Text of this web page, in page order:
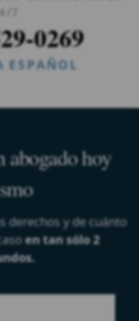
7
0269
ESPAÑOL
abogado hoy
derechos y de cuánto
en tan sólo 2